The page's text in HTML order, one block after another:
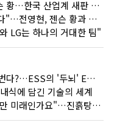
총수들 줄세운 젠슨 황…한국 산업계 새판 짰다
"결과로 보여주겠다"…전영현, 젠슨 황과 HBM5 논의
LG는 하나의 거대한 팀"
전기 창고도 돈을 번다?…ESS의 '두뇌' EMO가 뭐길래
식에 담긴 기술의 세계
"도로 위 자율주행만 미래인가요"…진흙탕서 길 내는 HD현대 AI 기술